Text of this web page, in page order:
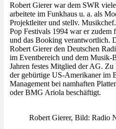
Robert Gierer war dem SWR
arbeitete im Funkhaus u. a. als
Projektleiter und stellv.
Pop Festivals 1994 war er zudem
und das Booking verantwortlich.
Robert Gierer den Deutschen
im Eventbereich und dem Musik-
Jahren festes Mitglied der AG.
der gebürtige US-Amerikaner im
Management bei namhaften
oder BMG Ariola beschäftigt.
Robert Gierer, Bild: Radio